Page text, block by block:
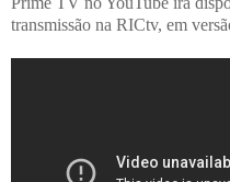
transmissão na RICtv, em